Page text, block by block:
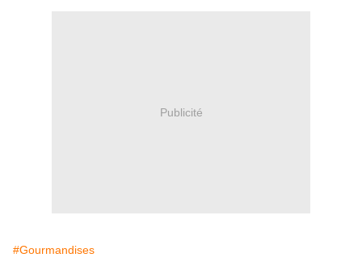
Publicité
#Gourmandises